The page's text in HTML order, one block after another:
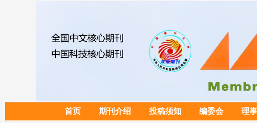
首页 期刊介绍 投稿须知 编委会 理